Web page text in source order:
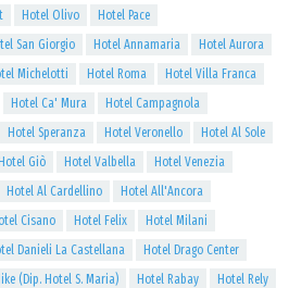
Hotel Olivo
Hotel Pace
San Giorgio Hotel Annamaria
Hotel Aurora
Michelotti Hotel Roma
Hotel Villa Franca
Hotel Ca' Mura
Hotel Campagnola
Hotel Speranza Hotel Veronello
Hotel Al Sole
Hotel Giò Hotel Valbella
Hotel Venezia
Hotel Al Cardellino
Hotel All'Ancora
Cisano Hotel Felix
Hotel Milani
Danieli La Castellana
Hotel Drago Center
(Dip. Hotel S. Maria) Hotel Rabay
Hotel Rely